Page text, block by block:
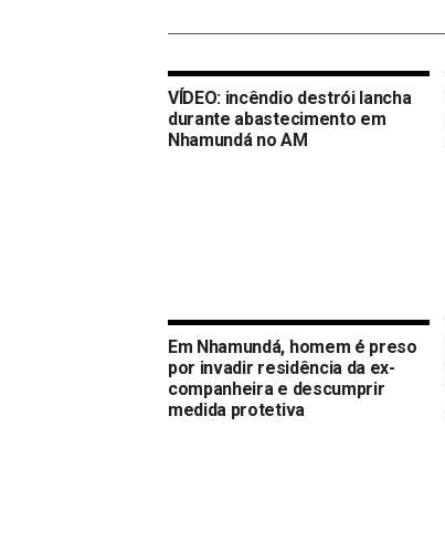
VÍDEO: incêndio destrói lancha
durante abastecimento em
Nhamundá no AM
Em Nhamundá, homem é preso
por invadir residência da ex-
companheira e descumprir
medida protetiva